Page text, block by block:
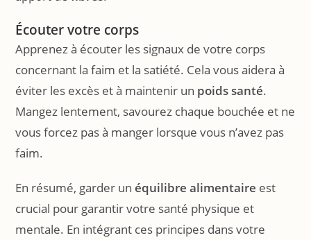
Écouter votre corps
Apprenez à écouter les signaux de votre corps
concernant la faim et la satiété. Cela vous aidera à
éviter les excès et à maintenir un poids santé.
Mangez lentement, savourez chaque bouchée et ne
vous forcez pas à manger lorsque vous n’avez pas
faim.
En résumé, garder unéquilibre alimentaire est
crucial pour garantir votre santé physique et
mentale. En intégrant ces principes dans votre